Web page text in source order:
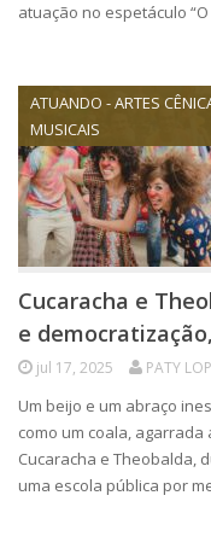
atuação no espetáculo
ATUANDO - ARTES
MUSICAIS
Cucaracha e
e
jul 17, 2025 PATY
Um beijo e um abraço
como um coala,
Cucaracha e Theobalda,
uma escola pública por